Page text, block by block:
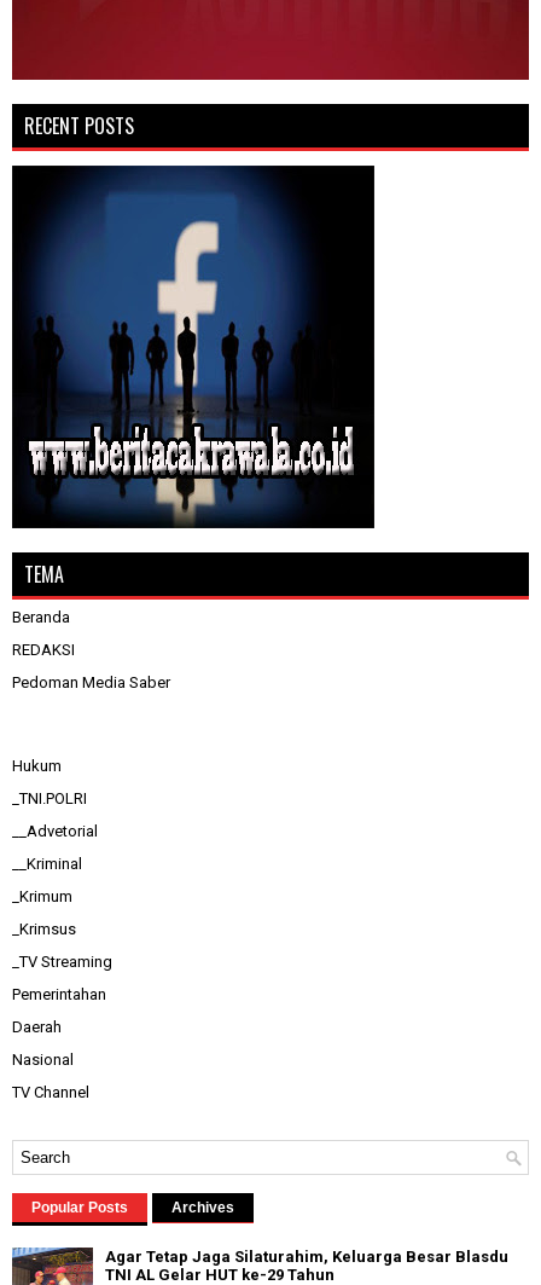
RECENT POSTS
TEMA
Beranda
REDAKSI
Pedoman Media Saber
Hukum
_TNI.POLRI
__Advetorial
__Kriminal
_Krimum
_Krimsus
_TV Streaming
Pemerintahan
Daerah
Nasional
TV Channel
Popular Posts Archives
Agar Tetap Jaga Silaturahim, Keluarga Besar Blasdu
TNI AL Gelar HUT ke-29 Tahun